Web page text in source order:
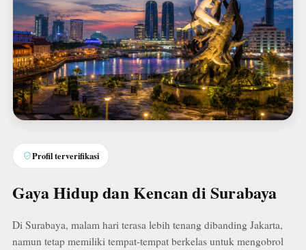
Profil terverifikasi
Gaya Hidup dan Kencan di Surabaya
Di Surabaya, malam hari terasa lebih tenang dibanding Jakarta,
namun tetap memiliki tempat-tempat berkelas untuk mengobrol